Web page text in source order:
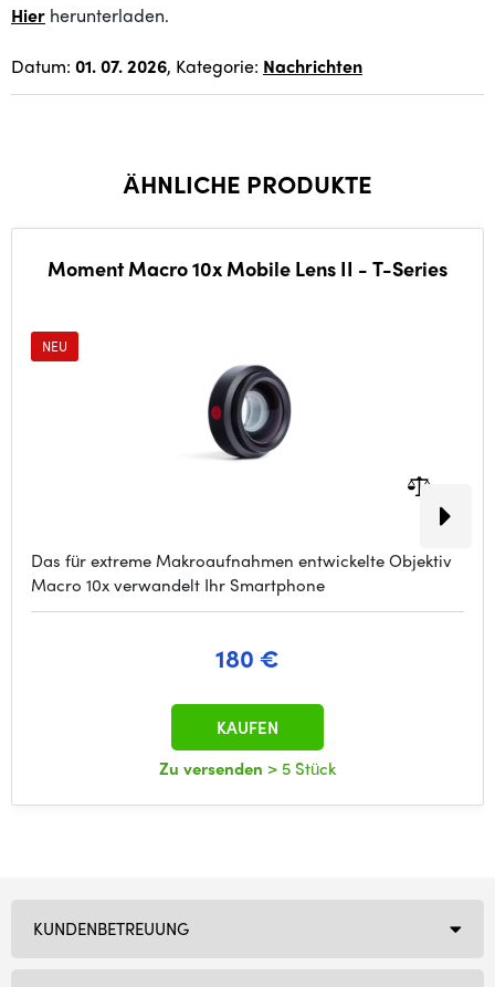
Hier herunterladen.
Datum: 01. 07. 2026, Kategorie: Nachrichten
ÄHNLICHE PRODUKTE
Moment Macro 10x Mobile Lens II - T-Series
NEU
Das für extreme Makroaufnahmen entwickelte Objektiv
Macro 10x verwandelt Ihr Smartphone
180 €
Zu versenden > 5 Stück
KAUFEN
KUNDENBETREUUNG